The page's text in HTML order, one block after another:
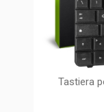
Tastiera